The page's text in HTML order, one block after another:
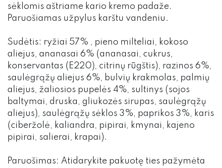
sėklomis aštriame kario kremo padaže.
Paruošiamas užpylus karštu vandeniu.
Sudėtis: ryžiai 57% , pieno milteliai, kokoso
aliejus, ananasai 6% (ananasai, cukrus,
konservantas (E220), citrinų rūgštis), razinos 6%,
saulėgrąžų aliejus 6%, bulvių krakmolas, palmių
aliejus, žaliosios pupelės 4%, sultinys (sojos
baltymai, druska, gliukozės sirupas, saulėgrąžų
aliejus), saulėgrąžų sėklos 3%, paprikos 3%, karis
(ciberžolė, kaliandra, pipirai, kmynai, kajeno
pipirai, salierai, krapai).
Paruošimas: Atidarykite pakuotę ties pažymėta